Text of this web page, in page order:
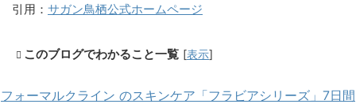
引用： サガン鳥栖公式ホームページ
このブログでわかること一覧 [表示]
フォーマルクライン のスキンケア「フラビアシリーズ」7日間